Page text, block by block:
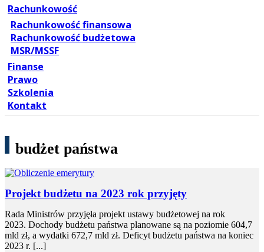
Rachunkowość
Rachunkowość finansowa
Rachunkowość budżetowa
MSR/MSSF
Finanse
Prawo
Szkolenia
Kontakt
budżet państwa
Projekt budżetu na 2023 rok przyjęty
Rada Ministrów przyjęła projekt ustawy budżetowej na rok
2023. Dochody budżetu państwa planowane są na poziomie 604,7
mld zł, a wydatki 672,7 mld zł. Deficyt budżetu państwa na koniec
2023 r. [...]